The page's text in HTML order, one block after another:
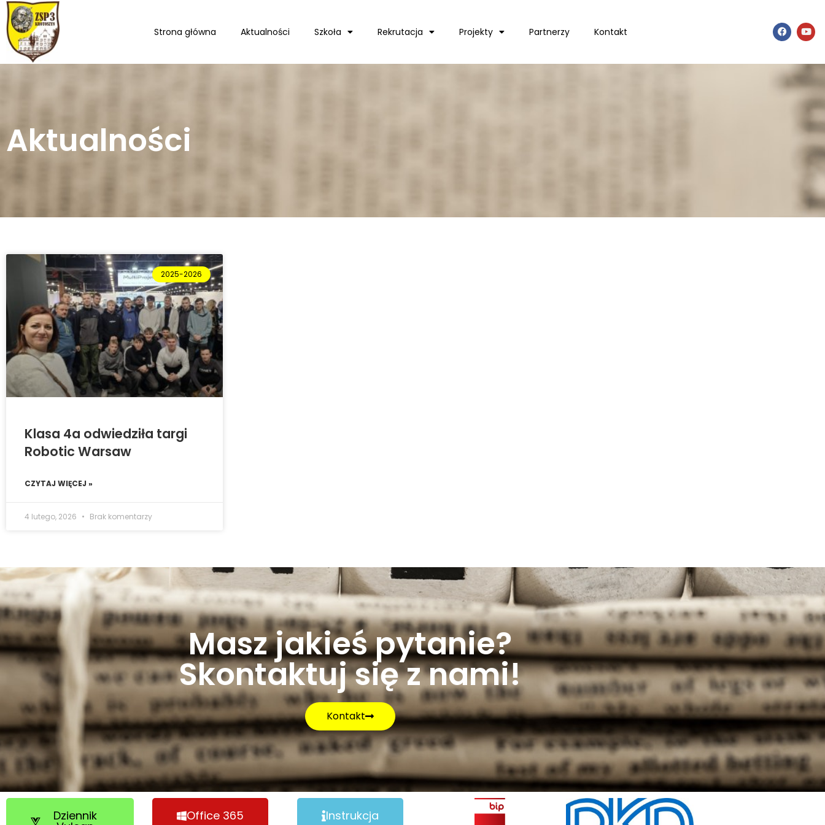
Strona główna Aktualności Szkoła Rekrutacja Projekty Partnerzy Kontakt
Aktualności
2025-2026
Klasa 4a odwiedziła targi
Robotic Warsaw
CZYTAJ WIĘCEJ »
4 lutego, 2026 Brak komentarzy
Masz jakieś pytanie?
Skontaktuj się z nami!
Kontakt
Dziennik Office 365 Instrukcja